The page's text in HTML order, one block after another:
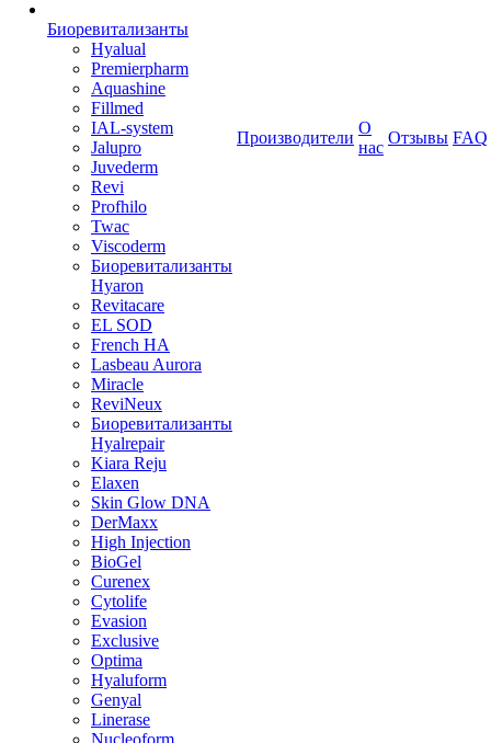
Биоревитализанты
Hyalual
Premierpharm
Aquashine
Fillmed
IAL-system
Jalupro
Juvederm
Revi
Profhilo
Twac
Viscoderm
Биоревитализанты
Hyaron
Revitacare
EL SOD
French HA
Lasbeau Aurora
Miracle
ReviNeux
Биоревитализанты
Hyalrepair
Kiara Reju
Elaxen
Skin Glow DNA
DerMaxx
High Injection
BioGel
Curenex
Cytolife
Evasion
Exclusive
Optima
Hyaluform
Genyal
Linerase
Nucleoform
Производители
О
нас
Отзывы FAQ